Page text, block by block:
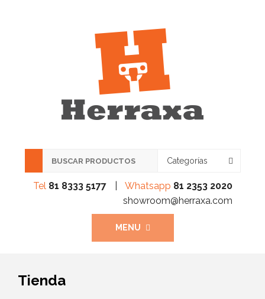
Categorías
Tel 81 8333 5177 Whatsapp 81 2353 2020
showroom@herraxa.com
MENU
Tienda